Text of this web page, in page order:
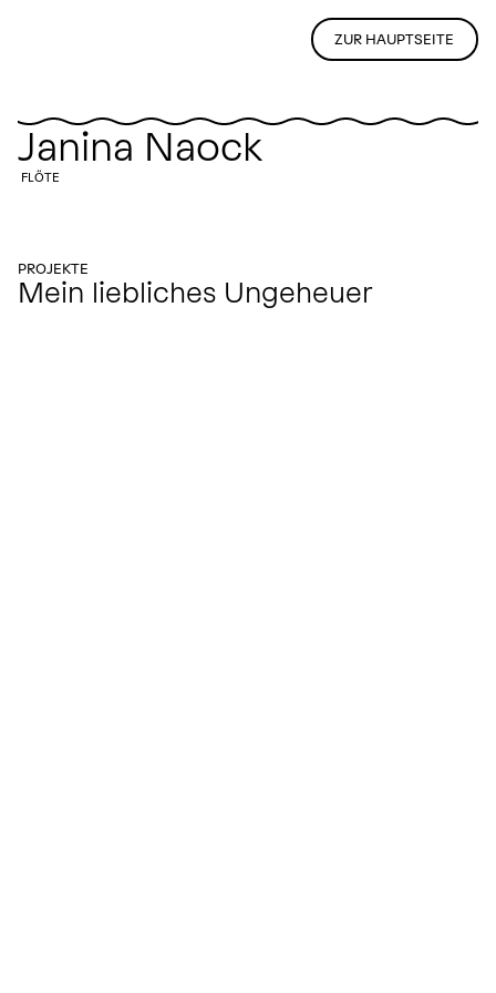
ZUR HAUPTSEITE
Janina Naock
FLÖTE
PROJEKTE
Mein liebliches Ungeheuer